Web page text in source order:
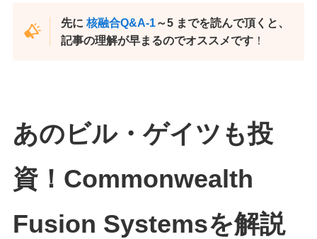
先に 核融合Q&A-1～5 までを読んで頂くと、
記事の理解が早まるのでオススメです ！
あのビル・ゲイツも投
資！Commonwealth
Fusion Systemsを解説